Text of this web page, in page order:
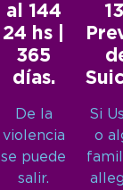
al 144
24 hs |
365
días.
De la
violencia
se puede
salir.
Si
o